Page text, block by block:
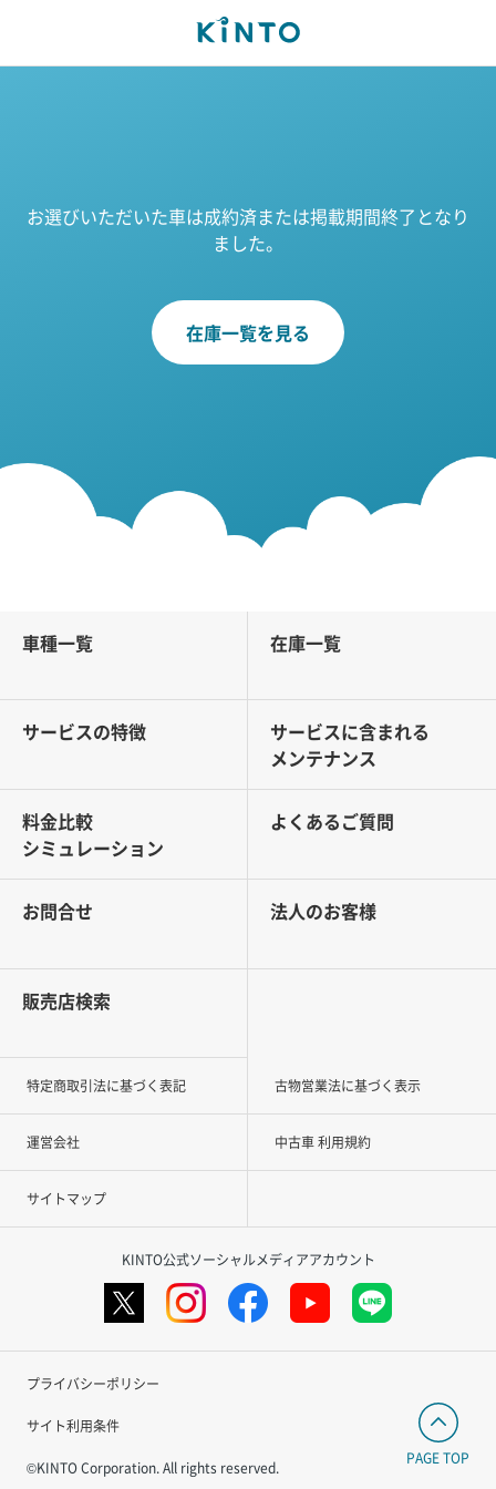
お選びいただいた車は成約済または掲載期間終了となり
ました。
在庫一覧を見る
車種一覧 在庫一覧
サービスの特徴
サービスに含まれる
メンテナンス
料金比較
シミュレーション
よくあるご質問
お問合せ 法人のお客様
販売店検索
特定商取引法に基づく表記 古物営業法に基づく表示
運営会社 中古車 利用規約
サイトマップ
KINTO公式ソーシャルメディアアカウント
プライバシーポリシー
サイト利用条件
©KINTO Corporation. All rights reserved.
PAGE TOP